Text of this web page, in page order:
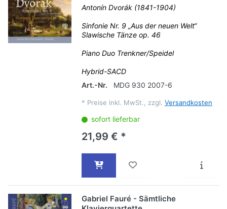
Antonín Dvorák (1841-1904)
Sinfonie Nr. 9 „Aus der neuen Welt“
Slawische Tänze op. 46
Piano Duo Trenkner/Speidel
Hybrid-SACD
Art.-Nr.
MDG 930 2007-6
* Preise inkl. MwSt., zzgl. Versandkosten
sofort lieferbar
21,99 € *
Gabriel Fauré - Sämtliche